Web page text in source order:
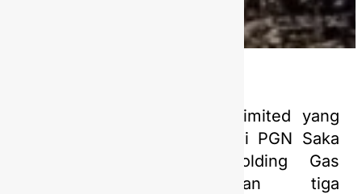
Saka Indonesia Pangkah Limited yang
merupakan anak usaha dari PGN Saka
dan afiliasi PGN Subholding Gas
Pertamina, mendapatkan tiga